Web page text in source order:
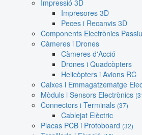
Impressió 3D
Impresores 3D
Peces i Recanvis 3D
Components Electrònics
Càmeres i Drones
Càmeres d'Acció
Drones i Quadcòpters
Helicòpters i Avions RC
Caixes i Emmagatzematge
Mòduls i Sensors Electrònics
Connectors i Terminals (37)
Cablejat Elèctric
Placas PCB i Protoboard (32)